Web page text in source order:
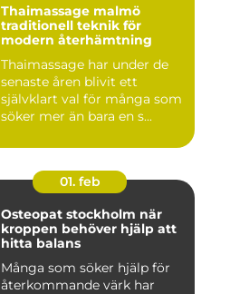
Thaimassage malmö
traditionell teknik för
modern återhämtning
Thaimassage har under de
senaste åren blivit ett
självklart val för många som
söker mer än bara en s...
01. feb
Osteopat stockholm när
kroppen behöver hjälp att
hitta balans
Många som söker hjälp för
återkommande värk har